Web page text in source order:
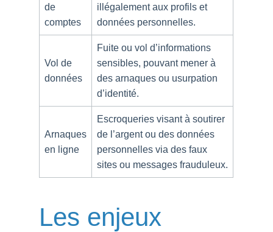
de
comptes
illégalement aux profils et
données personnelles.
Vol de
données
Fuite ou vol d’informations
sensibles, pouvant mener à
des arnaques ou usurpation
d’identité.
Arnaques
en ligne
Escroqueries visant à soutirer
de l’argent ou des données
personnelles via des faux
sites ou messages frauduleux.
Les enjeux